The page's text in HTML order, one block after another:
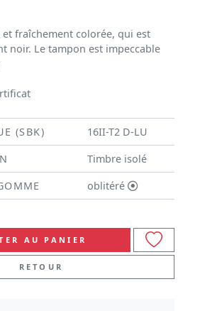
et fraîchement colorée, qui est
noir. Le tampon est impeccable
(SBK)
16II-T2 D-LU
Timbre isolé
oblitéré
AU PANIER
RETOUR